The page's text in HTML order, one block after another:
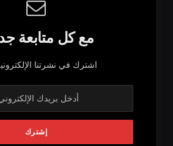
مع كل متابعة
اشترك في نشرتنا